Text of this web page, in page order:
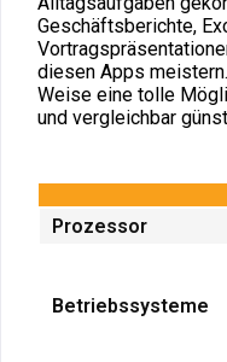
Geschäftsberichte,
diesen Apps
Weise eine tolle
und vergleichbar
Prozessor
Betriebssysteme